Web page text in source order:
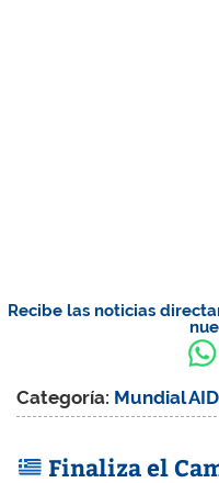
Recibe las noticias
Categoría: Mundial
Finaliza el